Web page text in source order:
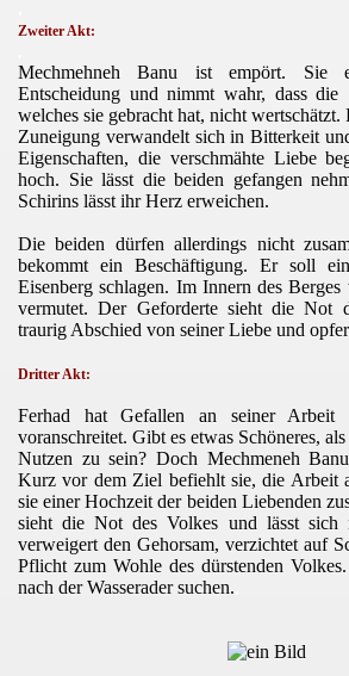
Zweiter Akt:
Mechmehneh Banu ist empört. Sie
Entscheidung und nimmt wahr, dass die
welches sie gebracht hat, nicht
Zuneigung verwandelt sich in Bitterkeit
Eigenschaften, die verschmähte Liebe
hoch. Sie lässt die beiden gefangen
Schirins lässt ihr Herz erweichen.
Die beiden dürfen allerdings nicht
bekommt ein Beschäftigung. Er soll
Eisenberg schlagen. Im Innern des Berges
vermutet. Der Geforderte sieht die Not
traurig Abschied von seiner Liebe und
Dritter Akt:
Ferhad hat Gefallen an seiner Arbeit
voranschreitet. Gibt es etwas Schöneres,
Nutzen zu sein? Doch Mechmeneh
Kurz vor dem Ziel befiehlt sie, die Arbeit
sie einer Hochzeit der beiden Liebenden
sieht die Not des Volkes und lässt sich
verweigert den Gehorsam, verzichtet auf
Pflicht zum Wohle des dürstenden
nach der Wasserader suchen.